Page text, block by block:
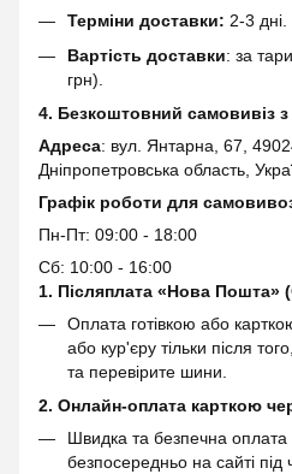
Терміни доставки: 2-3 дні.
Вартість доставки: за
грн).
4. Безкоштовний самовивіз з
Адреса: вул. Янтарна, 67,
Дніпропетровська область,
Графік роботи для
Пн-Пт: 09:00 - 18:00
Сб: 10:00 - 16:00
1. Післяплата «Нова Пошта»
Оплата готівкою або
або кур'єру тільки після
та перевірите шини.
2. Онлайн-оплата карткою
Швидка та безпечна
безпосередньо на сайті